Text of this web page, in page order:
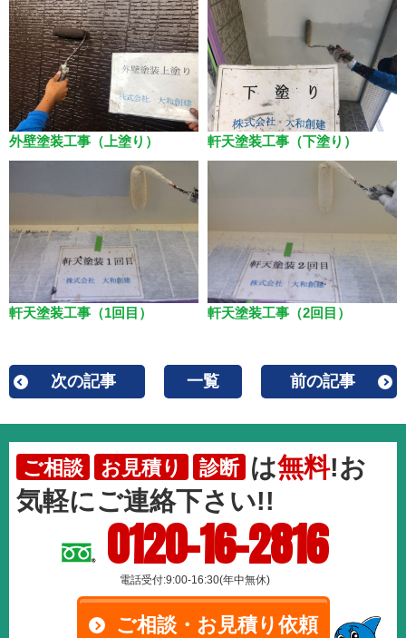
外壁塗装工事（上塗り） 軒天塗装工事（下塗り）
軒天塗装工事（1回目） 軒天塗装工事（2回目）
次の記事 一覧 前の記事
ご相談 お見積り 診断 は無料!お
気軽にご連絡下さい!!
0120-16-2816
電話受付:9:00-16:30(年中無休)
ご相談・お見積り依頼